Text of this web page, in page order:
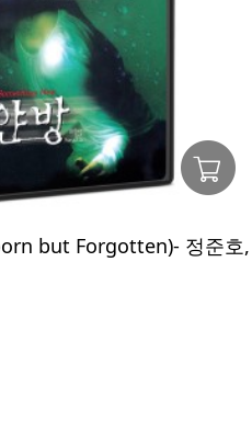
but Forgotten)- 정준호,